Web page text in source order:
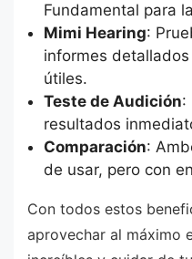
Fundamental para
Mimi Hearing:
informes
útiles.
Teste de Audición:
resultados
Comparación:
de usar, pero con
Con todos estos
aprovechar al máximo